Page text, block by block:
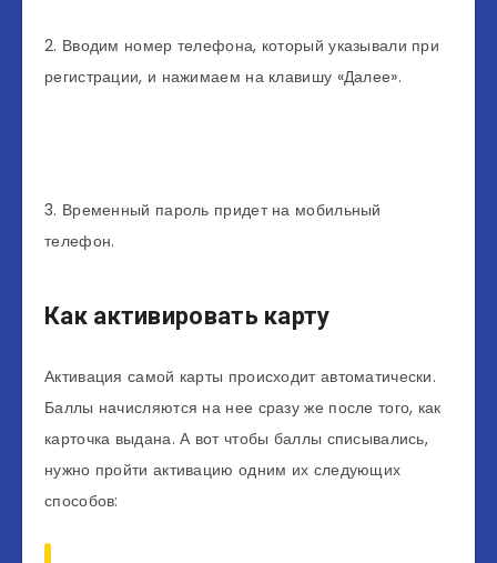
2. Вводим номер телефона, который указывали при
регистрации, и нажимаем на клавишу «Далее».
3. Временный пароль придет на мобильный
телефон.
Как активировать карту
Активация самой карты происходит автоматически.
Баллы начисляются на нее сразу же после того, как
карточка выдана. А вот чтобы баллы списывались,
нужно пройти активацию одним их следующих
способов: